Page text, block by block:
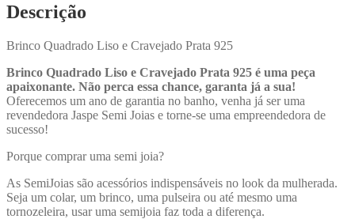
Descrição
Brinco Quadrado Liso e Cravejado Prata 925
Brinco Quadrado Liso e Cravejado Prata 925 é uma peça
apaixonante. Não perca essa chance, garanta já a sua!
Oferecemos um ano de garantia no banho, venha já ser uma
revendedora Jaspe Semi Joias e torne-se uma empreendedora de
sucesso!
Porque comprar uma semi joia?
As SemiJoias são acessórios indispensáveis no look da mulherada.
Seja um colar, um brinco, uma pulseira ou até mesmo uma
tornozeleira, usar uma semijoia faz toda a diferença.